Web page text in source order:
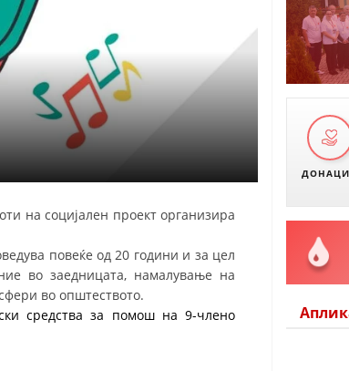
ПРОФЕСИОНАЛНИ ТЕЛА
ЗА ЦКРМ
НА ЦКРМ
ОДБОР
СОБРАНИЕ
на социјален проект организира
повеќе од 20 години и за цел
во заедницата, намалување на
во општеството.
средства за помош на 9-члено